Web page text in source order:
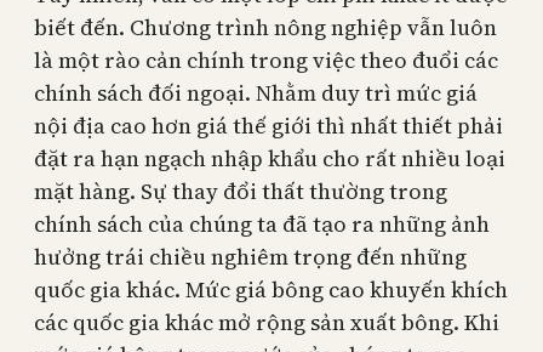
biết đến. Chương trình nông nghiệp vẫn luôn
là một rào cản chính trong việc theo đuổi các
chính sách đối ngoại. Nhằm duy trì mức giá
nội địa cao hơn giá thế giới thì nhất thiết phải
đặt ra hạn ngạch nhập khẩu cho rất nhiều loại
mặt hàng. Sự thay đổi thất thường trong
chính sách của chúng ta đã tạo ra những ảnh
hưởng trái chiều nghiêm trọng đến những
quốc gia khác. Mức giá bông cao khuyến khích
các quốc gia khác mở rộng sản xuất bông. Khi